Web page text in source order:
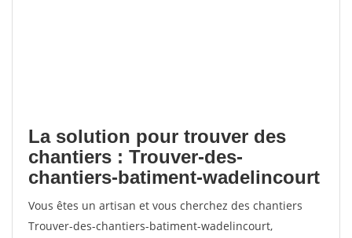
La solution pour trouver des
chantiers : Trouver-des-
chantiers-batiment-wadelincourt
Vous êtes un artisan et vous cherchez des chantiers
Trouver-des-chantiers-batiment-wadelincourt,